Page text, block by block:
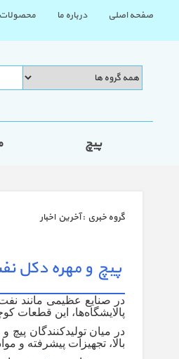
صفحه اصلی درباره ما محصولات
پیچ
گروه خبري :آخرین اخبار
پیچ و مهره دکل
در صنایع عظیمی مانند
پالایشگاه‌ها، این قطعات
در میان تولیدکنندگان پیچ و
بالا، تجهیزات پیشرفته و